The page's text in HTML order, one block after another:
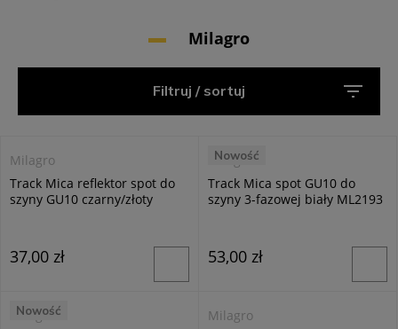
Milagro
Filtruj / sortuj
Milagro
Track Mica reflektor spot do
szyny GU10 czarny/złoty
37,00 zł
Milagro
Track Mica spot GU10 do
szyny 3-fazowej biały ML2193
53,00 zł
Nowość
Milagro
Nowość
Milagro